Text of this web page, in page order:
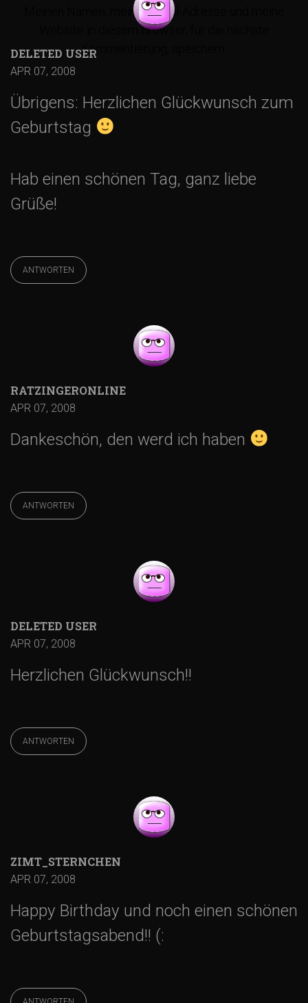
a
g
s
-
N
v
a
t
o
Meinen Namen, meine E-Mail-Adresse und meine
Website in diesem Browser, für die nächste
Kommentierung, speichern.
DELETED USER
APR 07, 2008
Übrigens: Herzlichen Glückwunsch zum
Geburtstag
Hab einen schönen Tag, ganz liebe
Grüße!
ANTWORTEN
RATZINGERONLINE
APR 07, 2008
Dankeschön, den werd ich haben
ANTWORTEN
DELETED USER
APR 07, 2008
Herzlichen Glückwunsch!!
ANTWORTEN
ZIMT_STERNCHEN
APR 07, 2008
Happy Birthday und noch einen schönen
Geburtstagsabend!! (: